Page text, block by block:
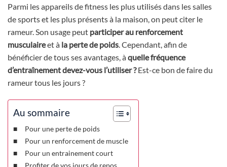
Parmi les appareils de fitness les plus utilisés dans les salles
de sports et les plus présents à la maison, on peut citer le
rameur. Son usage peut participer au renforcement
musculaireet à la perte de poids. Cependant, afin de
bénéficier de tous ses avantages, àquelle fréquence
d’entraînement devez-vous l’utiliser ?Est-ce bon de faire du
rameur tous les jours ?
Au sommaire
Pour une perte de poids
Pour un renforcement de muscle
Pour un entrainement court
Profiter de vos jours de repos